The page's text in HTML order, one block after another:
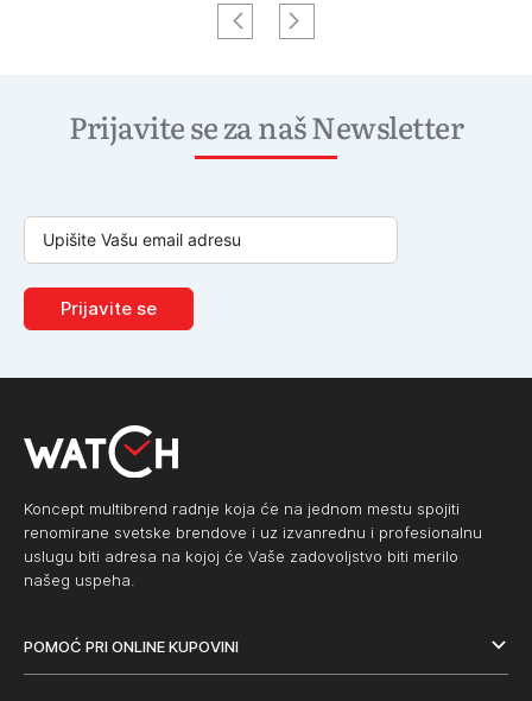
Prijavite se za naš Newsletter
Prijavite se
Koncept multibrend radnje koja će na jednom mestu spojiti
renomirane svetske brendove i uz izvanrednu i profesionalnu
uslugu biti adresa na kojoj će Vaše zadovoljstvo biti merilo
našeg uspeha.
POMOĆ PRI ONLINE KUPOVINI